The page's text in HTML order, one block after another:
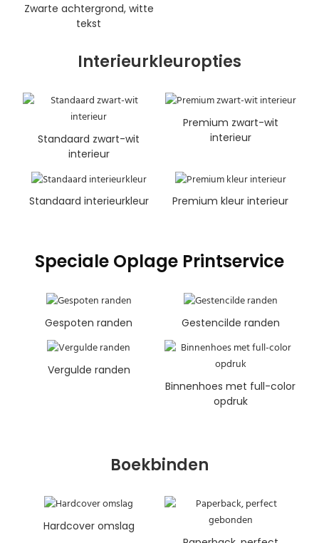
Zwarte achtergrond, witte
tekst
Interieurkleuropties
Standaard zwart-wit
interieur
Premium zwart-wit
interieur
Standaard interieurkleur Premium kleur interieur
Speciale Oplage Printservice
Gespoten randen Gestencilde randen
Vergulde randen
Binnenhoes met full-color
opdruk
Boekbinden
Hardcover omslag